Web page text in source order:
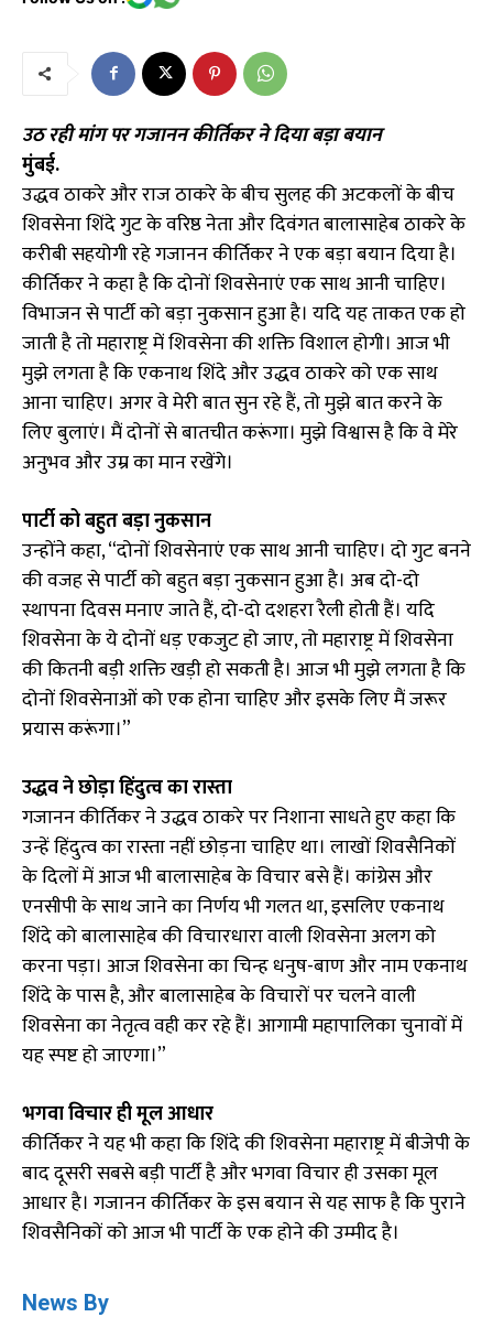
उठ रही मांग पर गजानन कीर्तिकर ने दिया बड़ा बयान
मुंबई.
उद्धव ठाकरे और राज ठाकरे के बीच सुलह की अटकलों के बीच
शिवसेना शिंदे गुट के वरिष्ठ नेता और दिवंगत बालासाहेब ठाकरे के
करीबी सहयोगी रहे गजानन कीर्तिकर ने एक बड़ा बयान दिया है।
कीर्तिकर ने कहा है कि दोनों शिवसेनाएं एक साथ आनी चाहिए।
विभाजन से पार्टी को बड़ा नुकसान हुआ है। यदि यह ताकत एक हो
जाती है तो महाराष्ट्र में शिवसेना की शक्ति विशाल होगी। आज भी
मुझे लगता है कि एकनाथ शिंदे और उद्धव ठाकरे को एक साथ
आना चाहिए। अगर वे मेरी बात सुन रहे हैं, तो मुझे बात करने के
लिए बुलाएं। मैं दोनों से बातचीत करूंगा। मुझे विश्वास है कि वे मेरे
अनुभव और उम्र का मान रखेंगे।
पार्टी को बहुत बड़ा नुकसान
उन्होंने कहा, “दोनों शिवसेनाएं एक साथ आनी चाहिए। दो गुट बनने
की वजह से पार्टी को बहुत बड़ा नुकसान हुआ है। अब दो-दो
स्थापना दिवस मनाए जाते हैं, दो-दो दशहरा रैली होती हैं। यदि
शिवसेना के ये दोनों धड़ एकजुट हो जाए, तो महाराष्ट्र में शिवसेना
की कितनी बड़ी शक्ति खड़ी हो सकती है। आज भी मुझे लगता है कि
दोनों शिवसेनाओं को एक होना चाहिए और इसके लिए मैं जरूर
प्रयास करूंगा।”
उद्धव ने छोड़ा हिंदुत्व का रास्ता
गजानन कीर्तिकर ने उद्धव ठाकरे पर निशाना साधते हुए कहा कि
उन्हें हिंदुत्व का रास्ता नहीं छोड़ना चाहिए था। लाखों शिवसैनिकों
के दिलों में आज भी बालासाहेब के विचार बसे हैं। कांग्रेस और
एनसीपी के साथ जाने का निर्णय भी गलत था, इसलिए एकनाथ
शिंदे को बालासाहेब की विचारधारा वाली शिवसेना अलग को
करना पड़ा। आज शिवसेना का चिन्ह धनुष-बाण और नाम एकनाथ
शिंदे के पास है, और बालासाहेब के विचारों पर चलने वाली
शिवसेना का नेतृत्व वही कर रहे हैं। आगामी महापालिका चुनावों में
यह स्पष्ट हो जाएगा।”
भगवा विचार ही मूल आधार
कीर्तिकर ने यह भी कहा कि शिंदे की शिवसेना महाराष्ट्र में बीजेपी के
बाद दूसरी सबसे बड़ी पार्टी है और भगवा विचार ही उसका मूल
आधार है। गजानन कीर्तिकर के इस बयान से यह साफ है कि पुराने
शिवसैनिकों को आज भी पार्टी के एक होने की उम्मीद है।
News By